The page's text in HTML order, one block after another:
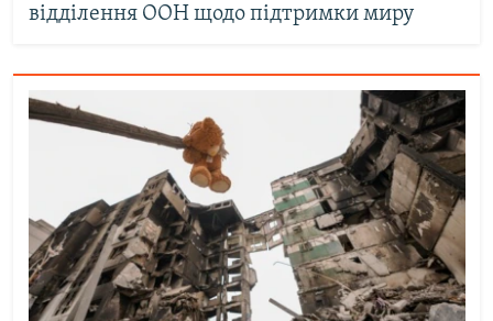
відділення ООН щодо підтримки миру